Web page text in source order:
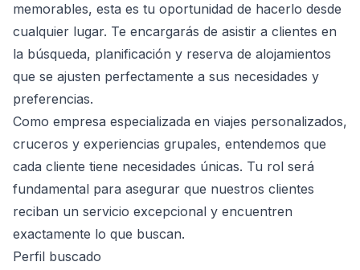
memorables, esta es tu oportunidad de hacerlo desde
cualquier lugar. Te encargarás de asistir a clientes en
la búsqueda, planificación y reserva de alojamientos
que se ajusten perfectamente a sus necesidades y
preferencias.
Como empresa especializada en viajes personalizados,
cruceros y experiencias grupales, entendemos que
cada cliente tiene necesidades únicas. Tu rol será
fundamental para asegurar que nuestros clientes
reciban un servicio excepcional y encuentren
exactamente lo que buscan.
Perfil buscado